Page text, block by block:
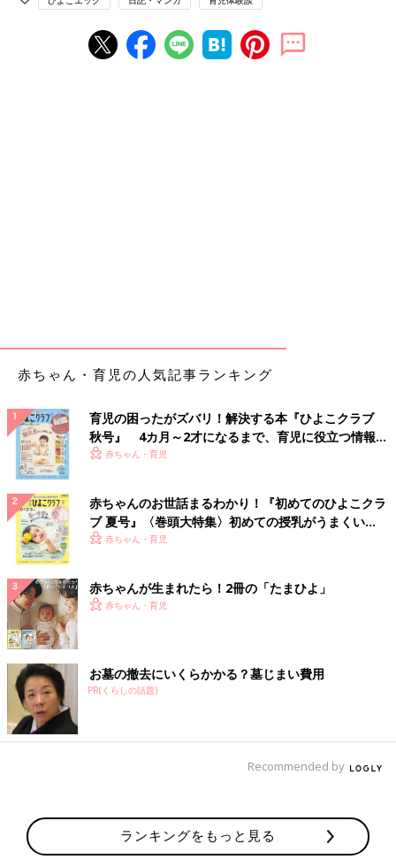
赤ちゃん・育児の人気記事ランキング
育児の困ったがズバリ！解決する本『ひよこクラブ
秋号』 4カ月～2才になるまで、育児に役立つ情報が
いっぱい！
赤ちゃん・育児
赤ちゃんのお世話まるわかり！『初めてのひよこクラ
ブ 夏号』〈巻頭大特集〉初めての授乳がうまくい
く！ おっぱい・ミルクの基本と夏のトラブル 解決テ
赤ちゃん・育児
赤ちゃんが生まれたら！2冊の「たまひよ」
赤ちゃん・育児
お墓の撤去にいくらかかる？墓じまい費用
PR(くらしの話題)
Recommended by
ランキングをもっと見る